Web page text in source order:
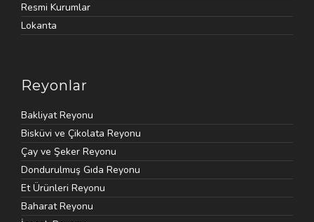
Resmi Kurumlar
Lokanta
Reyonlar
Bakliyat Reyonu
Bisküvi ve Çikolata Reyonu
Çay ve Şeker Reyonu
Dondurulmuş Gıda Reyonu
Et Ürünleri Reyonu
Baharat Reyonu